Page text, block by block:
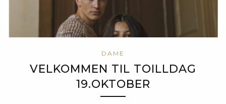
DAME
VELKOMMEN TIL TOILLDAG
19.OKTOBER